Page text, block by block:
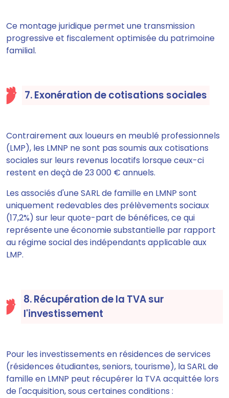
Ce montage juridique permet une transmission
progressive et fiscalement optimisée du patrimoine
familial.
7. Exonération de cotisations sociales
Contrairement aux loueurs en meublé professionnels
(LMP), les LMNP ne sont pas soumis aux cotisations
sociales sur leurs revenus locatifs lorsque ceux-ci
restent en deçà de 23 000 € annuels.
Les associés d'une SARL de famille en LMNP sont
uniquement redevables des prélèvements sociaux
(17,2%) sur leur quote-part de bénéfices, ce qui
représente une économie substantielle par rapport
au régime social des indépendants applicable aux
LMP.
8. Récupération de la TVA sur
l'investissement
Pour les investissements en résidences de services
(résidences étudiantes, seniors, tourisme), la SARL de
famille en LMNP peut récupérer la TVA acquittée lors
de l'acquisition, sous certaines conditions :